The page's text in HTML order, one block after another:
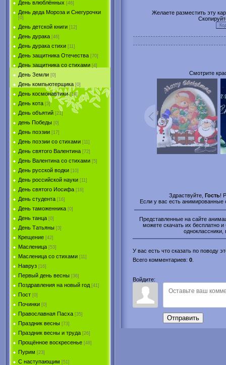
День влюблённых [46]
День деда Мороза и Снегурочки
[0]
День детской книги [12]
День дурака [46]
День дурака стихи [11]
День защитника Отечества [70]
День защитника со стихами [4]
День Земли [0]
День компьютерщика [0]
День космонавтики [14]
День кота [3]
День объятий [21]
день Победы [0]
День поэзии [17]
День поэзии со стихами [11]
День святого Валентина [72]
День Валентина со стихами [5]
День русской водки [10]
День российской науки [11]
День святого Иосифа [16]
День студента [16]
День таможенника [0]
День танца [0]
День Татьяны [3]
Крещение [42]
Масленица [53]
Масленица со стихами [11]
Навруз [16]
Первый день весны [36]
Поздравления на новый год [41]
Пост [0]
Починки [0]
Православная Пасха [35]
Праздник весны [73]
Праздник весны и труда [26]
Прощённое воскресенье [48]
Пурим [23]
C наступающим [51]
Желаете разместить эту
Смотрите
Здраствуйте, Гость!
Если у вас есть
Представленные на сайте
можете скачать их бесплатно и
одноклассники,
У вас есть что сказать по поводу
Всего комментариев: 0
Войдите:
Отправить